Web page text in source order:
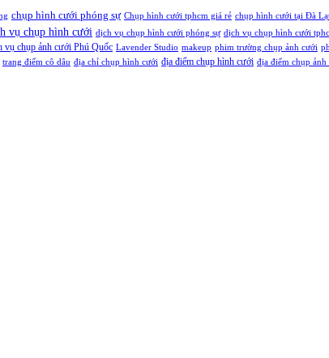
chụp hình cưới phóng sự Chụp hình cưới tphcm giá rẻ chụp hình cưới tại Đà
vụ chụp hình cưới dịch vụ chụp hình cưới phóng sự dịch vụ chụp hình cưới
vụ chụp ảnh cưới Phú Quốc Lavender Studio makeup phim trường chụp ảnh cưới
trang điểm cô dâu địa chỉ chụp hình cưới địa điểm chụp hình cưới địa điểm chụp ảnh